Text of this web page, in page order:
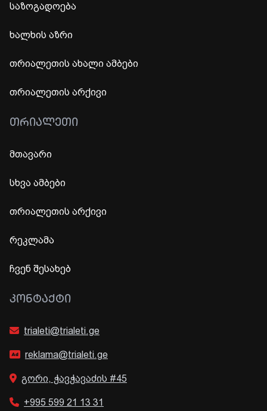
საზოგადოება
ხალხის აზრი
თრიალეთის ახალი ამბები
თრიალეთის არქივი
ᲗᲠᲘᲐᲚᲔᲗᲘ
მთავარი
სხვა ამბები
თრიალეთის არქივი
რეკლამა
ჩვენ შესახებ
ᲙᲝᲜᲢᲐᲥᲢᲘ
trialeti@trialeti.ge
reklama@trialeti.ge
გორი, ჭავჭავაძის #45
+995 599 21 13 31